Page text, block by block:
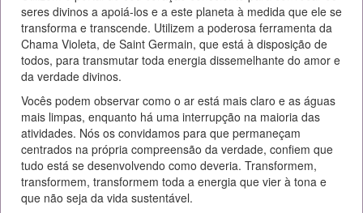
seres divinos a apoiá-los e a este planeta à medida que ele se
transforma e transcende. Utilizem a poderosa ferramenta da
Chama Violeta, de Saint Germain, que está à disposição de
todos, para transmutar toda energia dissemelhante do amor e
da verdade divinos.
Vocês podem observar como o ar está mais claro e as águas
mais limpas, enquanto há uma interrupção na maioria das
atividades. Nós os convidamos para que permaneçam
centrados na própria compreensão da verdade, confiem que
tudo está se desenvolvendo como deveria. Transformem,
transformem, transformem toda a energia que vier à tona e
que não seja da vida sustentável.